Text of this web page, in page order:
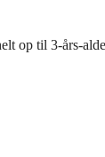
op til 3-års-